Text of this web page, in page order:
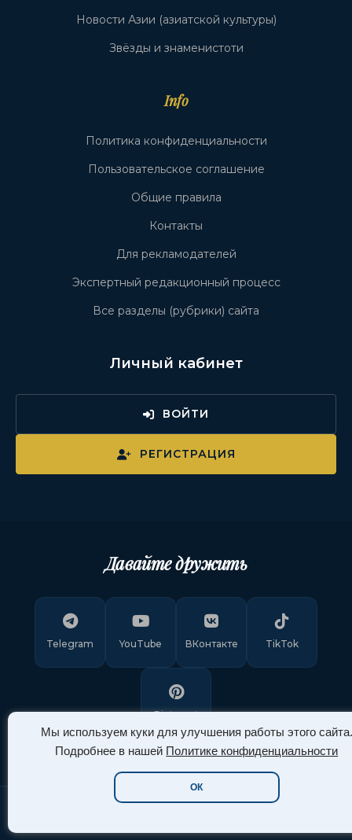
Мы используем куки для улучшения работы этого сайта.
Подробнее в нашей Политике конфиденциальности
ОК
Новости Азии (азиатской культуры)
Звёзды и знаменистоти
Info
Политика конфиденциальности
Пользовательское соглашение
Общие правила
Контакты
Для рекламодателей
Экспертный редакционный процесс
Все разделы (рубрики) сайта
Личный кабинет
ВОЙТИ
РЕГИСТРАЦИЯ
Давайте дружить
Telegram YouTube ВКонтакте TikTok
Pinterest